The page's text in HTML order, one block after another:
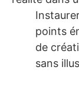
points
de
sans